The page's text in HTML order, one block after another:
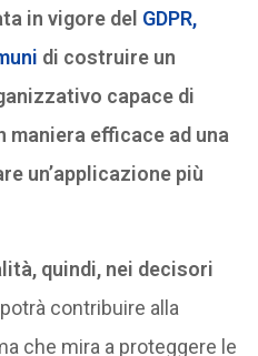
in vigore del GDPR,
di costruire un
capace di
maniera efficace ad una
un’applicazione più
quindi, nei decisori
potrà contribuire alla
che mira a proteggere le